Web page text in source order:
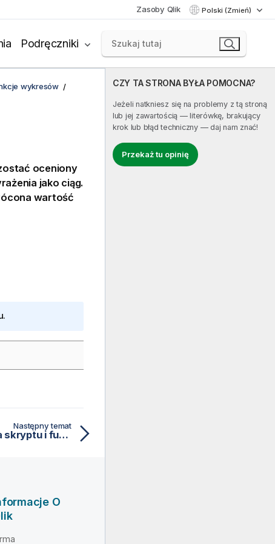
Zasoby Qlik Polski (Zmień)
Podręczniki
CZY TA STRONA BYŁA POMOCNA?
Jeżeli natkniesz się na problemy z tą stroną
lub jej zawartością — literówkę, brakujący
krok lub błąd techniczny — daj nam znać!
Przekaż tu opinię
wykresów
oceniony
jako ciąg.
wartość
Następny temat
ExtractRegEx — funkcja skryptu i funkcja wykresu
O